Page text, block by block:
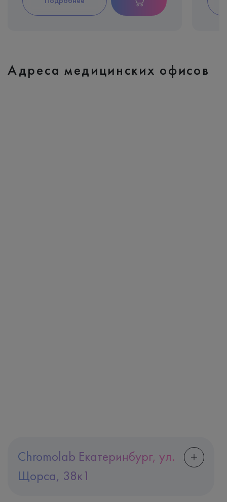
Chromolab Екатеринбург, ул.
Щорса, 38к1
Адреса медицинских офисов